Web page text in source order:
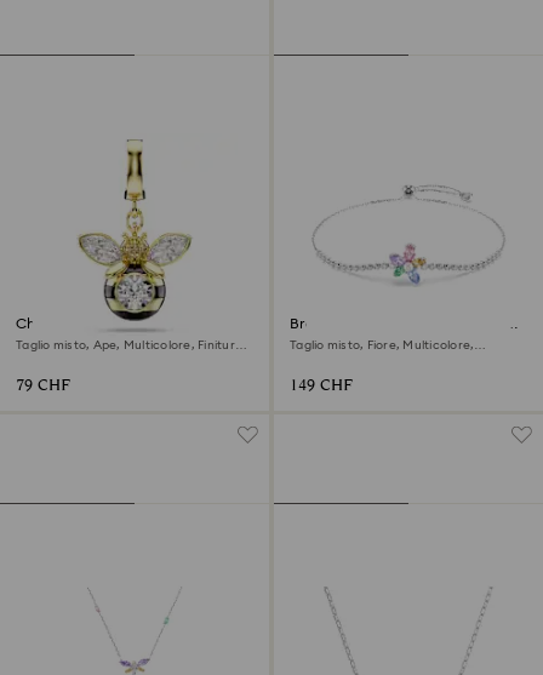
Charm Idyllia
Taglio misto, Ape, Multicolore, Finitura
79 CHF
Braccialetto Ariana Grande x
Swarovski
Taglio misto, Fiore, Multicolore,
149 CHF